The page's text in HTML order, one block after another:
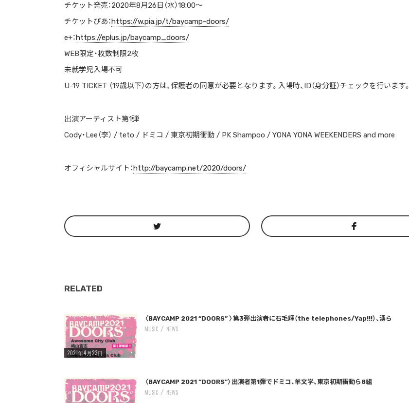
チケット発売：2020年8月26日（水）18:00〜
チケットぴあ： https://w.pia.jp/t/baycamp-doors/
e+： https://eplus.jp/baycamp_doors/
WEB限定・枚数制限2枚
未就学児入場不可
U-19 TICKET （19歳以下）の方は、保護者の同意が必要となります。入場時、ID（身分証）チェックを行います。
出演アーティスト第1弾
Cody・Lee（李） / teto / ドミコ / 東京初期衝動 / PK Shampoo / YONA YONA WEEKENDERS and more
オフィシャルサイト： http://baycamp.net/2020/doors/
RELATED
Warning
: Undefined variable $post_id in
/home/storywriter/storywriter.tokyo/public_html/wp-content/themes/StoryWriter/single.php
on line242
〈BAYCAMP 2021 “DOORS” 〉第3弾出演者に石毛輝（the telephones/Yap!!!）、湧ら
2021年4月23日
MUSIC NEWS
Warning
: Undefined variable $post_id in
/home/storywriter/storywriter.tokyo/public_html/wp-content/themes/StoryWriter/single.php
on line242
〈BAYCAMP 2021 “DOORS”〉出演者第1弾でドミコ、羊文学、東京初期衝動ら8組
MUSIC NEWS